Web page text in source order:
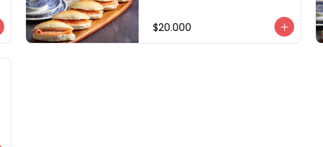
$20.000